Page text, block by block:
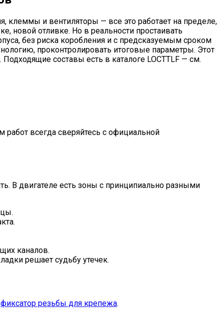
клеммы и вентиляторы — все это работает на пределе,
новой отливке. Но в реальности простаивать
без риска коробления и с предсказуемым сроком
проконтролировать итоговые параметры. Этот
составы есть в каталоге LOCTTLF — см.
всегда сверяйтесь с официальной
В двигателе есть зоны с принципиально разными
каналов.
решает судьбу утечек.
фиксатор резьбы для крепежа.